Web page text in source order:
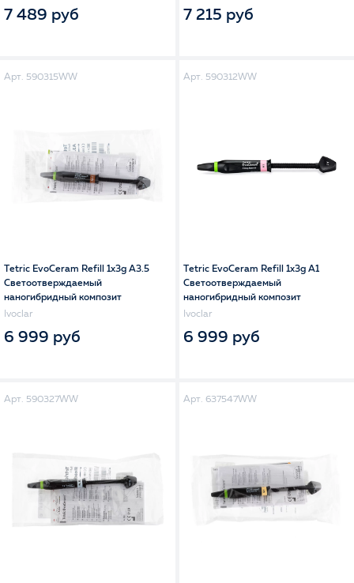
7 489 руб 7 215 руб
Арт. 590315WW
Tetric EvoCeram Refill 1x3g A3.5
Светоотверждаемый
наногибридный композит
Ivoclar
6 999 руб
Арт. 590312WW
Tetric EvoCeram Refill 1x3g A1
Светоотверждаемый
наногибридный композит
Ivoclar
6 999 руб
Арт. 590327WW Арт. 637547WW